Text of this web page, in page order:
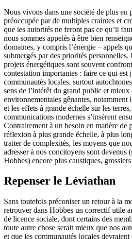
Nous vivons dans une société de plus en
préoccupée par de multiples craintes et
que les autorités ne feront pas ce qu’il
nous sommes appelés à être bien
domaines, y compris l’énergie – appels
submergés par des priorités personnelles.
projets énergétiques sont souvent
contestation importantes : faire ce qui est
communautés locales, surtout
sens de l’intérêt du grand public et
environnementales gênantes, notamment
et les effets à grande échelle sur les
communications modernes s’insèrent
Contrairement à un besoin en matière
réflexion à plus grande échelle, à plus
traiter de complexités, les moyens que
adresser à nos concitoyens sont devenus
Hobbes) encore plus caustiques,
Repenser le Léviathan
Sans toutefois préconiser un retour à la
retrouver dans Hobbes un correctif utile
de licence sociale, dont certains des
toute autre chose serait mieux que nos
et que les communautés locales